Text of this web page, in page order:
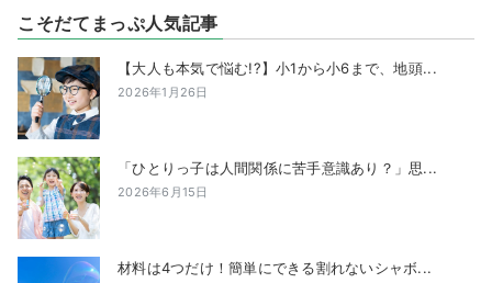
こそだてまっぷ人気記事
【大人も本気で悩む!?】小1から小6まで、地頭...
2026年1月26日
「ひとりっ子は人間関係に苦手意識あり？」思...
2026年6月15日
材料は4つだけ！簡単にできる割れないシャボ...